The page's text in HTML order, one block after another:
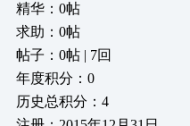
精华：0帖
求助：0帖
帖子：0帖 | 7回
年度积分：0
历史总积分：4